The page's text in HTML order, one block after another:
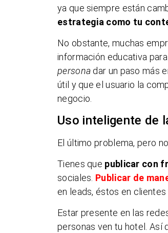
ya que siempre están
estrategia como tu
No obstante, muchas
información educativa
persona dar un paso más
útil y que el usuario la
negocio.
Uso inteligente de
El último problema, pero
Tienes que publicar con
sociales. Publicar de
en leads, éstos en
Estar presente en las
personas ven tu hotel. Así